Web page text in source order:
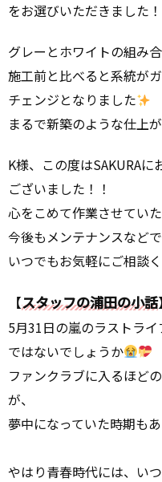
をお選びいただきました！
グレーとホワイトの組み
施工前と比べると系統が
チェンジとなりました
まるで新築のような仕上
K様、この度はSAKURA
ございました！！
心をこめて作業させてい
今後もメンテナンスなど
いつでもお気軽にご相談
【スタッフの浦田の小話】
5月31日の嵐のラストラ
ではないでしょうか
ファンクラブに入るほど
が、
夢中になっていた時期も
やはり青春時代には、